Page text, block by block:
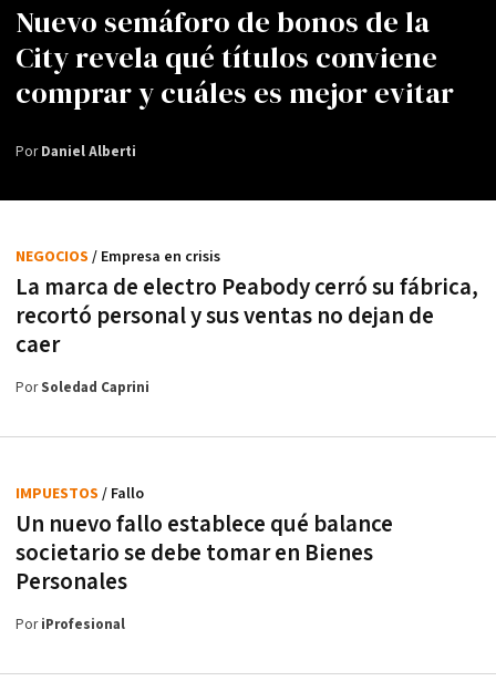
Nuevo semáforo de bonos de la
City revela qué títulos conviene
comprar y cuáles es mejor evitar
PorDaniel Alberti
La marca de electro Peabody cerró su fábrica,
recortó personal y sus ventas no dejan de
caer
NEGOCIOS / Empresa en crisis
PorSoledad Caprini
Un nuevo fallo establece qué balance
societario se debe tomar en Bienes
Personales
IMPUESTOS / Fallo
PoriProfesional